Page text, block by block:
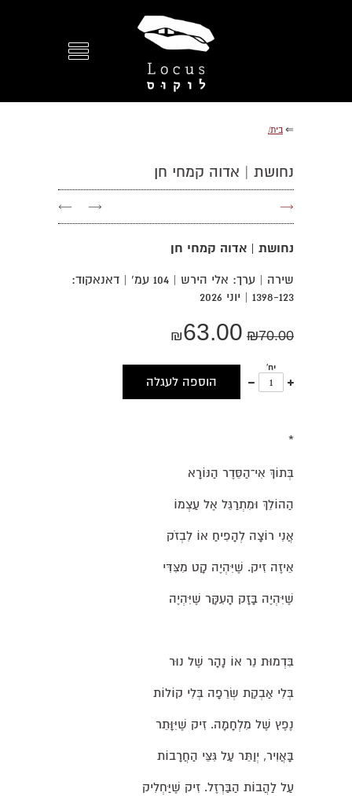
⇐ בית/
נחושת | אדוה קמחי חן
→
→
←
נחושת | אדוה קמחי חן
שירה | ערך: אלי הירש | 104 עמ’ | דאנאקוד:
1398-123 | יוני 2026
₪70.00
₪63.00
יח'
עוד
אחד
הוספה לעגלה
*
בְּתוֹךְ אִי־הַסֵּדֶר הַנּוֹרָא
הַהוֹלֵךְ וּמִתְרַגֵּל אֶל עַצְמוֹ
אֲנִי רוֹצָה לְהָפִיחַ אוֹ לִבְזֹק
אֵיזֶה זִיק. שֶׁיִּהְיֶה קָט מִצִּדִּי
שֶׁיִּהְיֶה בָּזָק הָעִקָּר שֶׁיִּהְיֶה
בִּדְמוּת נֵר אוֹ נָהָר שֶׁל נוּר
בְּלִי אַבְקַת שְׂרֵפָה בְּלִי קוֹלוֹת
נֶפֶץ שֶׁל מִלְחָמָה. זִיק שֶׁיִּוָּתֵר
בָּאֲוִיר, יְוַתֵּר עַל גִּצֵּי הַחֲרָבוֹת
עַל לַהֲבוֹת הַבַּרְזֶל. זִיק שֶׁיַּחְלִיק